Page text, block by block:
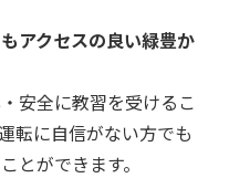
アクセスの良い緑豊か
安全に教習を受けるこ
転に自信がない方でも
とができます。